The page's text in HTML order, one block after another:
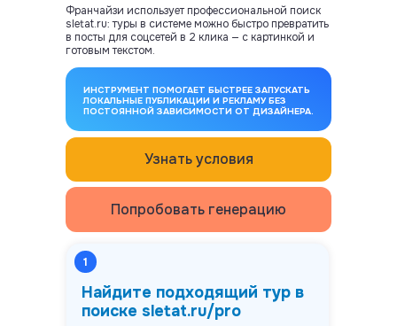
Узнать условия
Попробовать генерацию
Франчайзи использует профессиональной поиск
sletat.ru: туры в системе можно быстро превратить
в посты для соцсетей в 2 клика — с картинкой и
готовым текстом.
Найдите подходящий тур в
поиске sletat.ru/pro
1
ИНСТРУМЕНТ ПОМОГАЕТ БЫСТРЕЕ ЗАПУСКАТЬ
ЛОКАЛЬНЫЕ ПУБЛИКАЦИИ И РЕКЛАМУ БЕЗ
ПОСТОЯННОЙ ЗАВИСИМОСТИ ОТ ДИЗАЙНЕРА.